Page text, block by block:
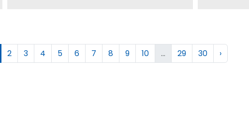
2 3 4 5 6 7 8 9 10 ... 29 30 ›